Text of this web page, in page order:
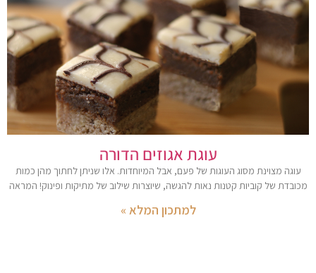
עוגת אגוזים הדורה
עוגה מצוינת מסוג העוגות של פעם, אבל המיוחדות. אלו שניתן לחתוך מהן כמות
מכובדת של קוביות קטנות נאות להגשה, שיוצרות שילוב של מתיקות ופינוק! המראה
למתכון המלא »